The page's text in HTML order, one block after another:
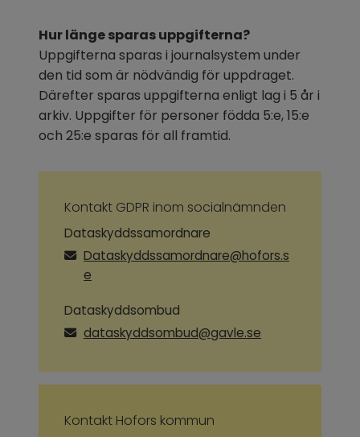
Hur länge sparas uppgifterna?
Uppgifterna sparas i journalsystem under
den tid som är nödvändig för uppdraget.
Därefter sparas uppgifterna enligt lag i 5 år i
arkiv. Uppgifter för personer födda 5:e, 15:e
och 25:e sparas för all framtid.
Kontakt GDPR inom socialnämnden
Dataskyddssamordnare
Dataskyddssamordnare@hofors.s
e
Dataskyddsombud
dataskyddsombud@gavle.se
Kontakt Hofors kommun